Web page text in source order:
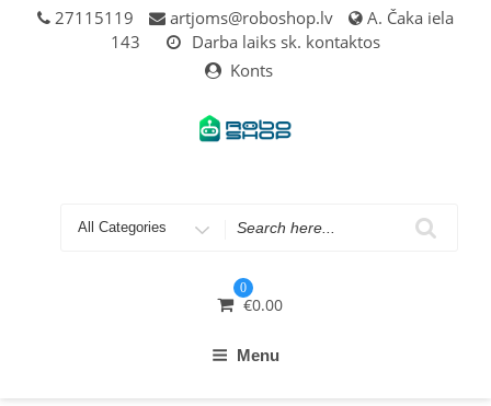
27115119 artjoms@roboshop.lv
A. Čaka iela
143
Darba laiks sk. kontaktos
Konts
Search
0
€0.00
Menu